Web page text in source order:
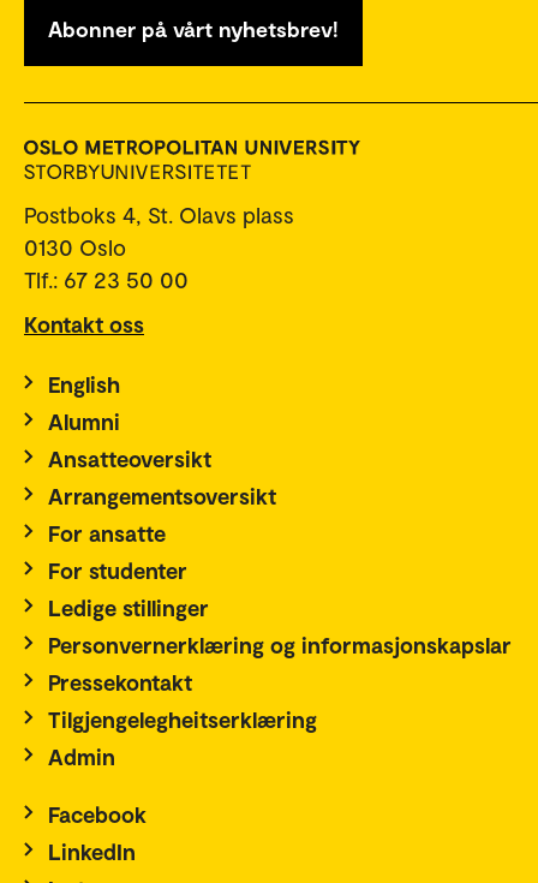
Abonner på vårt nyhetsbrev!
Postboks 4, St. Olavs plass
0130 Oslo
Tlf.: 67 23 50 00
Kontakt oss
English
Alumni
Ansatteoversikt
Arrangementsoversikt
For ansatte
For studenter
Ledige stillinger
Personvernerklæring og informasjonskapslar
Pressekontakt
Tilgjengelegheitserklæring
Admin
Facebook
LinkedIn